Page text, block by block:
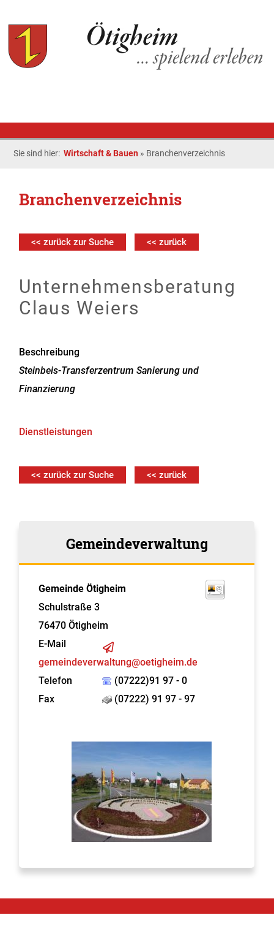
Sie sind hier:Wirtschaft & Bauen » Branchenverzeichnis
Branchenverzeichnis
<< zurück zur Suche << zurück
Unternehmensberatung
Claus Weiers
Beschreibung
Steinbeis-Transferzentrum Sanierung und
Finanzierung
Dienstleistungen
<< zurück zur Suche << zurück
Gemeindeverwaltung
Gemeinde Ötigheim
Schulstraße 3
76470 Ötigheim
E-Mail
gemeindeverwaltung@oetigheim.de
Telefon
(07222)91 97 - 0
Fax
(07222) 91 97 - 97